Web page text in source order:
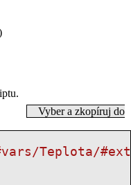
Vyber a zkopíruj do
/Teplota/#ext